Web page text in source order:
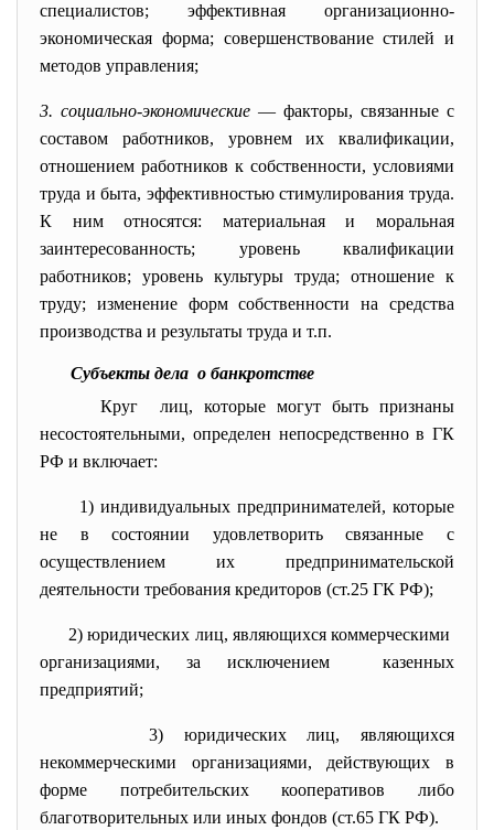
специалистов; эффективная организационно-
экономическая форма; совершенствование стилей и
методов управления;
3. социально-экономические — факторы, связанные с
составом работников, уровнем их квалификации,
отношением работников к собственности, условиями
труда и быта, эффективностью стимулирования труда.
К ним относятся: материальная и моральная
заинтересованность; уровень квалификации
работников; уровень культуры труда; отношение к
труду; изменение форм собственности на средства
производства и результаты труда и т.п.
Субъекты дела о банкротстве
Круг лиц, которые могут быть признаны
несостоятельными, определен непосредственно в ГК
РФ и включает:
1) индивидуальных предпринимателей, которые
не в состоянии удовлетворить связанные с
осуществлением их предпринимательской
деятельности требования кредиторов (ст.25 ГК РФ);
2) юридических лиц, являющихсякоммерческими
организациями, за исключением казенных
предприятий;
3) юридических лиц, являющихся
некоммерческими организациями, действующих в
форме потребительских кооперативов либо
благотворительных или иных фондов (ст.65 ГК РФ).